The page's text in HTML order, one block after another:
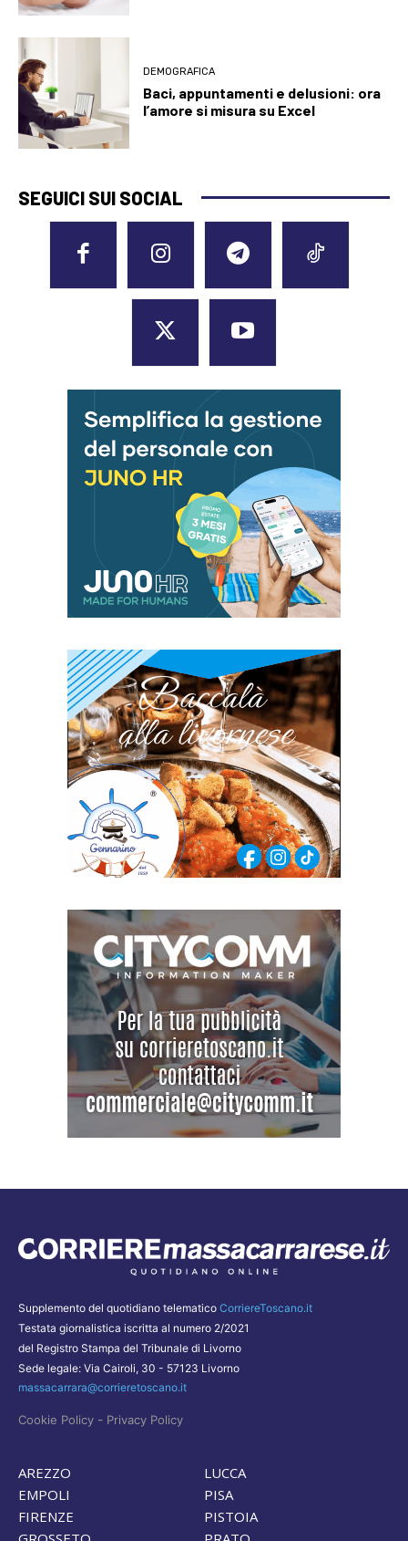
DEMOGRAFICA
Baci, appuntamenti e delusioni: ora
l’amore si misura su Excel
SEGUICI SUI SOCIAL
Supplemento del quotidiano telematico CorriereToscano.it
Testata giornalistica iscritta al numero 2/2021
del Registro Stampa del Tribunale di Livorno
Sede legale: Via Cairoli, 30 - 57123 Livorno
massacarrara@corrieretoscano.it
Cookie Policy - Privacy Policy
AREZZO
EMPOLI
FIRENZE
LUCCA
PISA
PISTOIA